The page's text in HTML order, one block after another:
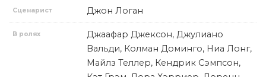
Сценарист Джон Логан
В ролях
Джаафар Джексон, Джулиано
Вальди, Колман Доминго, Ниа Лонг,
Майлз Теллер, Кендрик Сэмпсон,